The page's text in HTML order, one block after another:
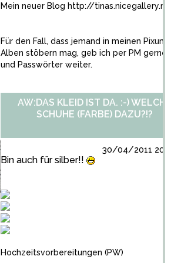
Mein neuer Blog http://
Für den Fall, dass jemand in meinen Pixum
Alben stöbern mag, geb ich per PM gerne
und Passwörter weiter.
AW:DAS KLEID IST DA. :-) WELCHE
SCHUHE (FARBE) DAZU?!?
30/04/2011
Bin auch für silber!!
Hochzeitsvorbereitungen (PW)